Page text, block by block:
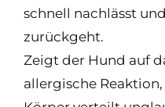
schnell nachlässt
zurückgeht.
Zeigt der Hund auf
allergische